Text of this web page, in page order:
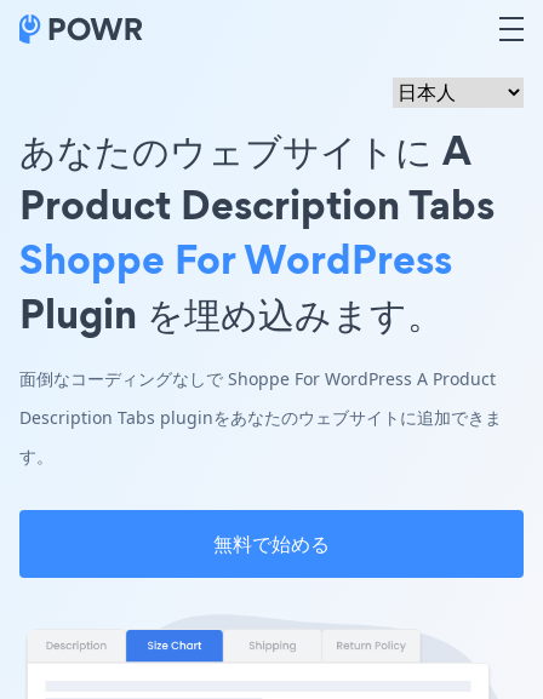
あなたのウェブサイトに A
Product Description Tabs
Shoppe For WordPress
Plugin を埋め込みます。
面倒なコーディングなしで Shoppe For WordPress A Product
Description Tabs pluginをあなたのウェブサイトに追加できま
す。
無料で始める